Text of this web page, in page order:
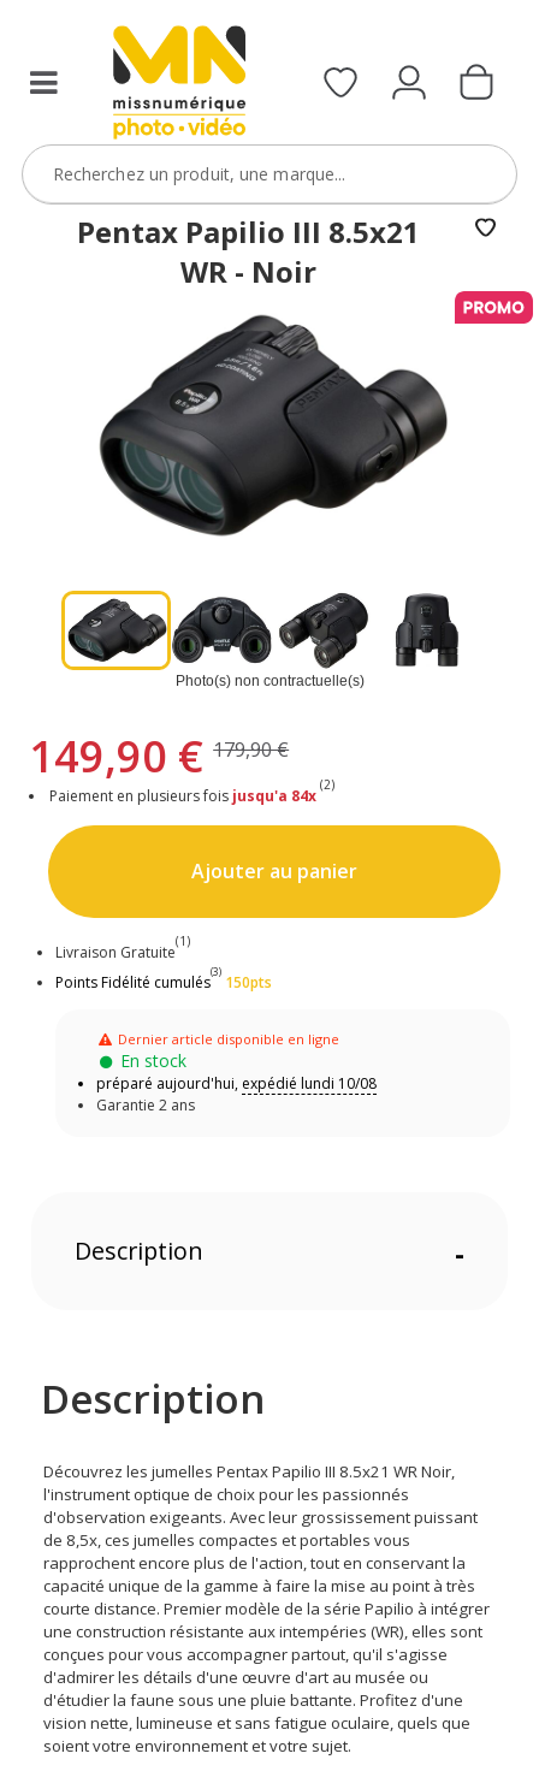
Pentax Papilio III 8.5x21
WR - Noir
Photo(s) non contractuelle(s)
149,90 € 179,90 €
Paiement en plusieurs fois jusqu'a 84x
(2)
Ajouter au panier
Livraison Gratuite
(1)
Points Fidélité cumulés
(3)
150pts
Dernier article disponible en ligne
En stock
préparé aujourd'hui, expédié lundi 10/08
Garantie 2 ans
Description -
Description
Découvrez les jumelles Pentax Papilio III 8.5x21 WR Noir,
l'instrument optique de choix pour les passionnés
d'observation exigeants. Avec leur grossissement puissant
de 8,5x, ces jumelles compactes et portables vous
rapprochent encore plus de l'action, tout en conservant la
capacité unique de la gamme à faire la mise au point à très
courte distance. Premier modèle de la série Papilio à intégrer
une construction résistante aux intempéries (WR), elles sont
conçues pour vous accompagner partout, qu'il s'agisse
d'admirer les détails d'une œuvre d'art au musée ou
d'étudier la faune sous une pluie battante. Profitez d'une
vision nette, lumineuse et sans fatigue oculaire, quels que
soient votre environnement et votre sujet.